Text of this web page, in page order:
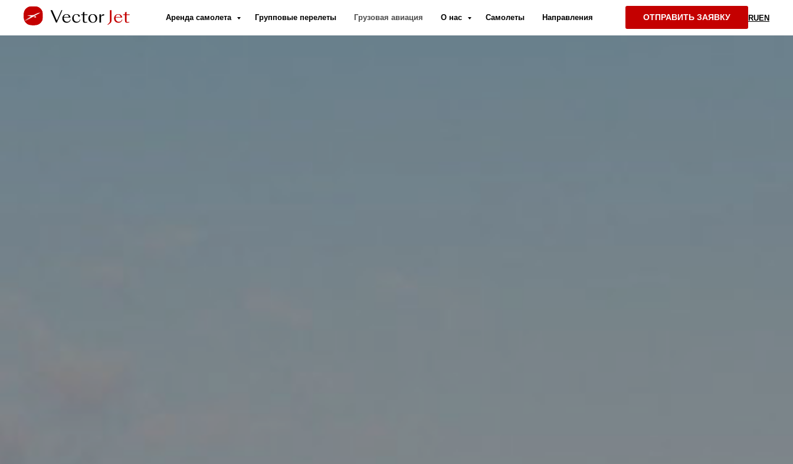
Аренда самолета Групповые перелеты Грузовая авиация О нас Самолеты Направления ОТПРАВИТЬ ЗАЯВКУ RUEN